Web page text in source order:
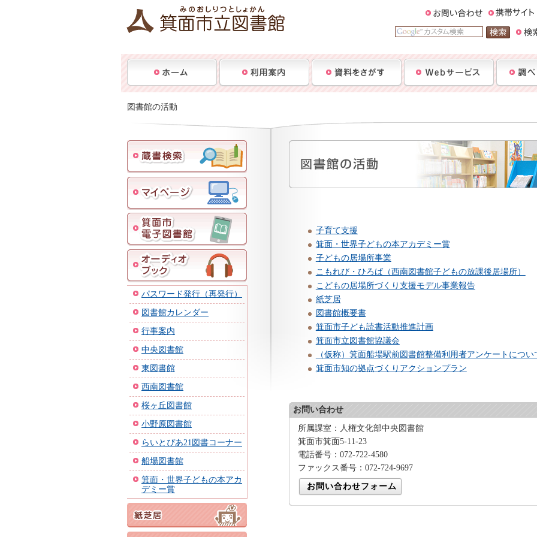
図書館の活動
パスワード発行（再発行）
図書館カレンダー
行事案内
中央図書館
東図書館
西南図書館
桜ヶ丘図書館
小野原図書館
らいとぴあ21図書コーナー
船場図書館
箕面・世界子どもの本アカ
デミー賞
子育て支援
箕面・世界子どもの本アカデミー賞
子どもの居場所事業
こもれび・ひろば（西南図書館子どもの放課後居場所）
こどもの居場所づくり支援モデル事業報告
紙芝居
図書館概要書
箕面市子ども読書活動推進計画
箕面市立図書館協議会
（仮称）箕面船場駅前図書館整備利用者アンケートについ
箕面市知の拠点づくりアクションプラン
お問い合わせ
所属課室：人権文化部中央図書館
箕面市箕面5-11-23
電話番号：072-722-4580
ファックス番号：072-724-9697